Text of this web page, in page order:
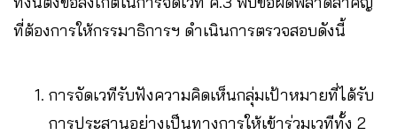
ที่ต้องการให้กรรมาธิการฯ ดำเนินการตรวจสอบดังนี้
การจัดเวทีรับฟังความคิดเห็นกลุ่มเป้าหมายที่ได้รับ
การประสานอย่างเป็นทางการให้เข้าร่วมเวทีทั้ง 2